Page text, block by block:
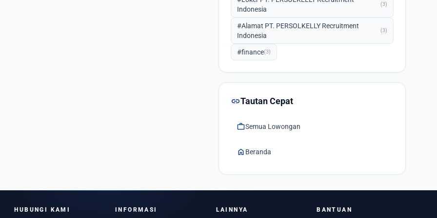
Indonesia
(3)
#Alamat PT. PERSOLKELLY Recruitment
Indonesia
(3)
#finance(3)
linkTautan Cepat
workSemua Lowongan
home Beranda
HUBUNGI KAMI INFORMASI LAINNYA BANTUAN